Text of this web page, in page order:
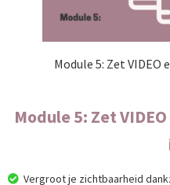
Module 5: Zet
Module 5: Zet
Vergroot je zichtbaarheid